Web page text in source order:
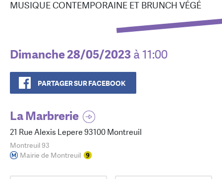
MUSIQUE CONTEMPORAINE ET BRUNCH VÉGÉ
Dimanche 28/05/2023 à 11:00
PARTAGER SUR FACEBOOK
La Marbrerie
21 Rue Alexis Lepere 93100 Montreuil
Montreuil 93
Mairie de Montreuil